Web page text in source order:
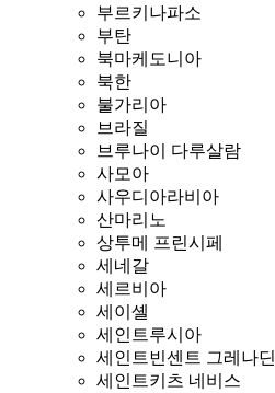
부르키나파소
부탄
북마케도니아
북한
불가리아
브라질
브루나이 다루살람
사모아
사우디아라비아
산마리노
상투메 프린시페
세네갈
세르비아
세이셸
세인트루시아
세인트빈센트 그레나딘
세인트키츠 네비스